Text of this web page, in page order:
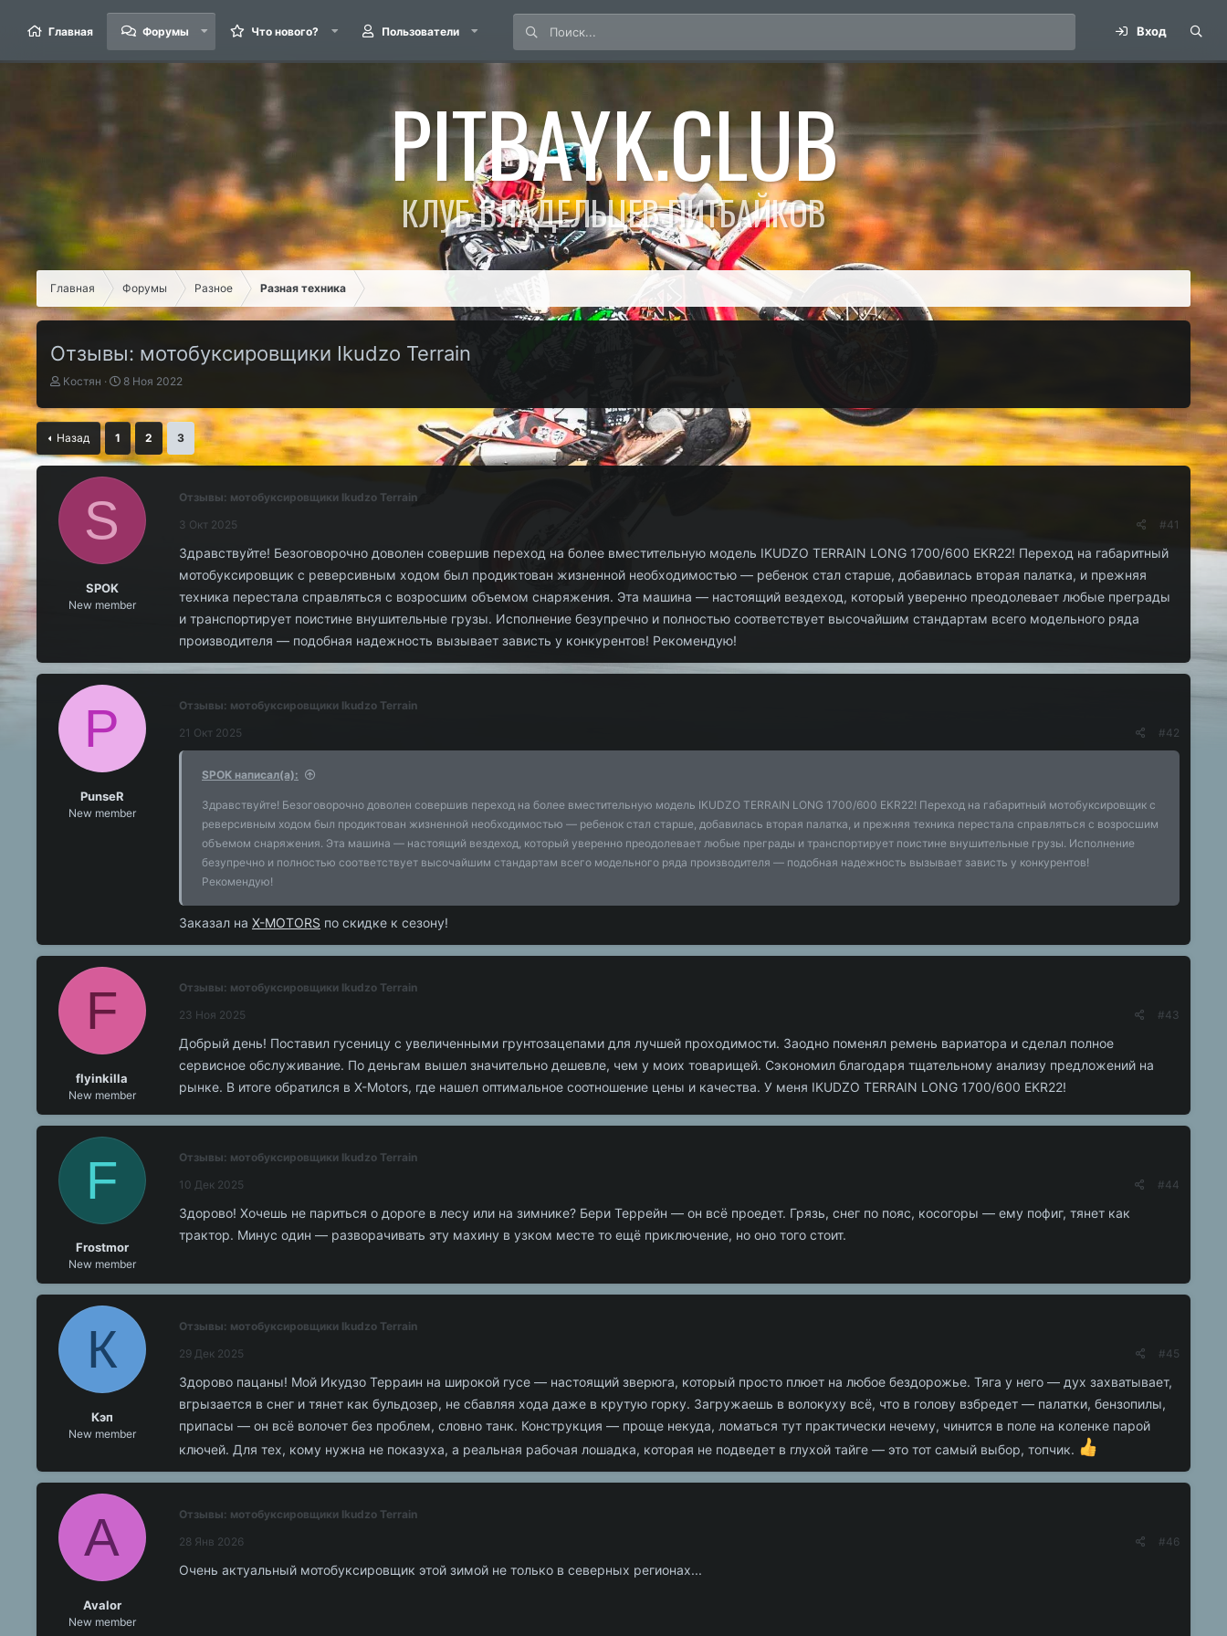
Главная Форумы Что нового? Пользователи Вход
PITBAYK.CLUB
КЛУБ ВЛАДЕЛЬЦЕВ ПИТБАЙКОВ
Главная Форумы Разное Разная техника
Отзывы: мотобуксировщики Ikudzo Terrain
А
т
р
т
м
Костян
Д
т
а
ч
8 Ноя 2022
Назад 1 2 3
S
SPOK
New member
Отзывы: мотобуксировщики Ikudzo Terrain
3 Окт 2025
#41
Здравствуйте! Безоговорочно доволен совершив переход на более вместительную модель IKUDZO TERRAIN LONG 1700/600 EKR22! Переход на габаритный
мотобуксировщик с реверсивным ходом был продиктован жизненной необходимостью — ребенок стал старше, добавилась вторая палатка, и прежняя
техника перестала справляться с возросшим объемом снаряжения. Эта машина — настоящий вездеход, который уверенно преодолевает любые преграды
и транспортирует поистине внушительные грузы. Исполнение безупречно и полностью соответствует высочайшим стандартам всего модельного ряда
производителя — подобная надежность вызывает зависть у конкурентов! Рекомендую!
P
PunseR
New member
Отзывы: мотобуксировщики Ikudzo Terrain
21 Окт 2025
#42
SPOK написал(а):
Здравствуйте! Безоговорочно доволен совершив переход на более вместительную модель IKUDZO TERRAIN LONG 1700/600 EKR22! Переход на габаритный мотобуксировщик с
реверсивным ходом был продиктован жизненной необходимостью — ребенок стал старше, добавилась вторая палатка, и прежняя техника перестала справляться с возросшим
объемом снаряжения. Эта машина — настоящий вездеход, который уверенно преодолевает любые преграды и транспортирует поистине внушительные грузы. Исполнение
безупречно и полностью соответствует высочайшим стандартам всего модельного ряда производителя — подобная надежность вызывает зависть у конкурентов!
Рекомендую!
Заказал на X-MOTORS по скидке к сезону!
F
flyinkilla
New member
Отзывы: мотобуксировщики Ikudzo Terrain
23 Ноя 2025
#43
Добрый день! Поставил гусеницу с увеличенными грунтозацепами для лучшей проходимости. Заодно поменял ремень вариатора и сделал полное
сервисное обслуживание. По деньгам вышел значительно дешевле, чем у моих товарищей. Сэкономил благодаря тщательному анализу предложений на
рынке. В итоге обратился в X-Motors, где нашел оптимальное соотношение цены и качества. У меня IKUDZO TERRAIN LONG 1700/600 EKR22!
F
Frostmor
New member
Отзывы: мотобуксировщики Ikudzo Terrain
10 Дек 2025
#44
Здорово! Хочешь не париться о дороге в лесу или на зимнике? Бери Террейн — он всё проедет. Грязь, снег по пояс, косогоры — ему пофиг, тянет как
трактор. Минус один — разворачивать эту махину в узком месте то ещё приключение, но оно того стоит.
К
Кэп
New member
Отзывы: мотобуксировщики Ikudzo Terrain
29 Дек 2025
#45
Здорово пацаны! Мой Икудзо Терраин на широкой гусе — настоящий зверюга, который просто плюет на любое бездорожье. Тяга у него — дух захватывает,
вгрызается в снег и тянет как бульдозер, не сбавляя хода даже в крутую горку. Загружаешь в волокуху всё, что в голову взбредет — палатки, бензопилы,
припасы — он всё волочет без проблем, словно танк. Конструкция — проще некуда, ломаться тут практически нечему, чинится в поле на коленке парой
ключей. Для тех, кому нужна не показуха, а реальная рабочая лошадка, которая не подведет в глухой тайге — это тот самый выбор, топчик.
A
Avalor
New member
Отзывы: мотобуксировщики Ikudzo Terrain
28 Янв 2026
#46
Очень актуальный мотобуксировщик этой зимой не только в северных регионах...